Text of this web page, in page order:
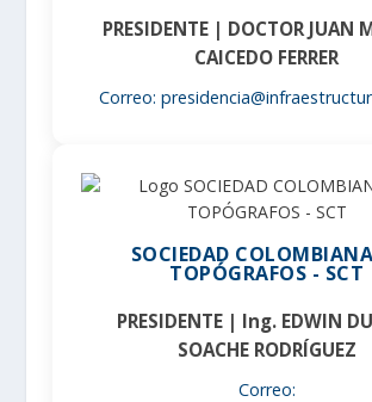
PRESIDENTE | DOCTOR JUAN
CAICEDO FERRER
Correo:
SOCIEDAD
TOPÓGRAFOS - SCT
PRESIDENTE | Ing. EDWIN
SOACHE RODRÍGUEZ
Correo: